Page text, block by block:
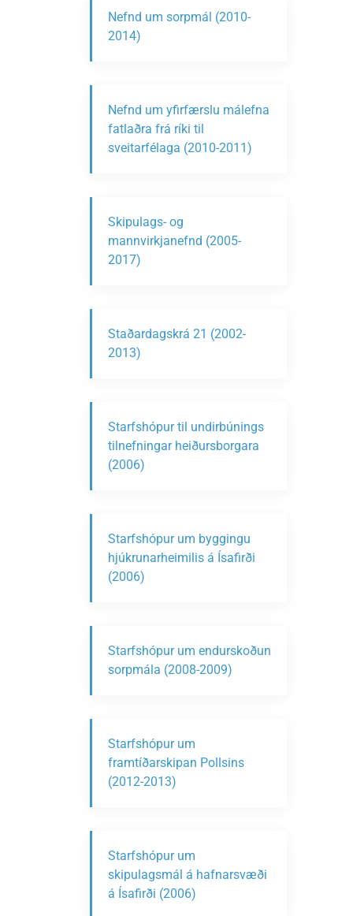
Nefnd um sorpmál (2010-
2014)
Nefnd um yfirfærslu málefna
fatlaðra frá ríki til
sveitarfélaga (2010-2011)
Skipulags- og
mannvirkjanefnd (2005-
2017)
Staðardagskrá 21 (2002-
2013)
Starfshópur til undirbúnings
tilnefningar heiðursborgara
(2006)
Starfshópur um byggingu
hjúkrunarheimilis á Ísafirði
(2006)
Starfshópur um endurskoðun
sorpmála (2008-2009)
Starfshópur um
framtíðarskipan Pollsins
(2012-2013)
Starfshópur um
skipulagsmál á hafnarsvæði
á Ísafirði (2006)